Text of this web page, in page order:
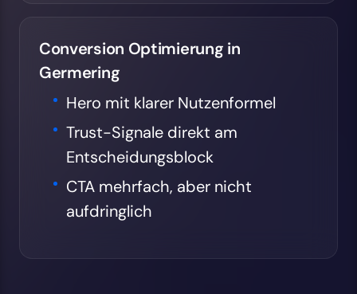
Conversion Optimierung in
Germering
Hero mit klarer Nutzenformel
Trust-Signale direkt am
Entscheidungsblock
CTA mehrfach, aber nicht
aufdringlich